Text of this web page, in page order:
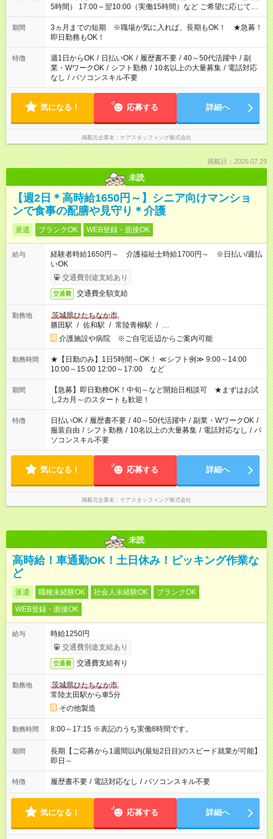
5時間） 17:00～翌10:00（実働15時間）など ご希望に応じて、
働く時間は調整できます！ お気軽に担当へ相談ください！
期間
3ヵ月までの短期 ※職場が気に入れば、長期もOK！ ★急募！
即日勤務もOK！
特徴 週1日からOK / 日払いOK / 履歴書不要 / 40～50代活躍中 / 副
業・WワークOK / シフト勤務 / 10名以上の大量募集 / 電話対応
なし / パソコンスキル不要
気になる！ 応募する 詳細へ
掲載元企業名 ケアスタッフィング株式会社
掲載日：2026.07.29
未読
【週2日＊高時給1650円～】シニア向けマンショ
ンで食事の配膳や見守り＊介護
派遣 ブランクOK WEB登録・面接OK
給与
経験者時給1650円～ 介護福祉士時給1700円～ ※日払い/週払
いOK
交通費別途支給あり
交通費 交通費全額支給
勤務地
茨城県ひたちなか市
勝田駅 / 佐和駅 / 常陸青柳駅 / …
介護施設や病院 ※ご自宅近辺からご案内可能
勤務時間
★【日勤のみ】1日5時間～OK！ ≪シフト例≫ 9:00～14:00
10:00～15:00 12:00～17:00 など
期間
【急募】即日勤務OK！中旬～など開始日相談可 ★まずはお試
し2カ月～のスタートも歓迎！
特徴 日払いOK / 履歴書不要 / 40～50代活躍中 / 副業・WワークOK /
服装自由 / シフト勤務 / 10名以上の大量募集 / 電話対応なし / パ
ソコンスキル不要
気になる！ 応募する 詳細へ
掲載元企業名 ケアスタッフィング株式会社
未読
高時給！車通勤OK！土日休み！ピッキング作業な
ど
派遣 職種未経験OK 社会人未経験OK
ブランクOK
WEB登録・面接OK
給与
時給1250円
交通費別途支給あり
交通費 交通費支給有り
勤務地
茨城県ひたちなか市
常陸太田駅から車5分
その他製造
勤務時間 8:00～17:15 ※表記のうち実働8時間です。
期間
長期【ご応募から1週間以内(最短2日目)のスピード就業が可能】
即日～
特徴 履歴書不要 / 電話対応なし / パソコンスキル不要
気になる！ 応募する 詳細へ